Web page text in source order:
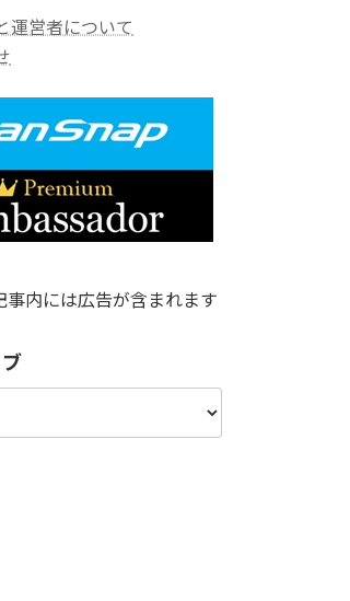
運営者について
事内には広告が含まれます